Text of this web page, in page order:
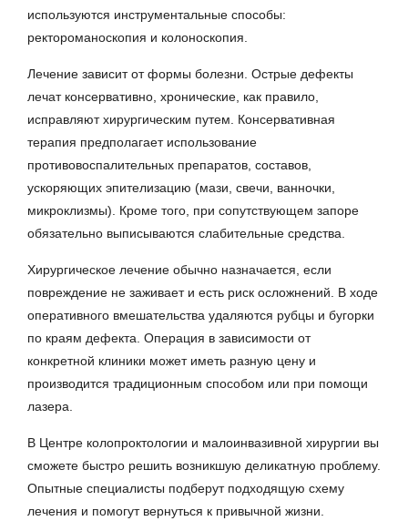
используются инструментальные способы:
ректороманоскопия и колоноскопия.
Лечение зависит от формы болезни. Острые дефекты
лечат консервативно, хронические, как правило,
исправляют хирургическим путем. Консервативная
терапия предполагает использование
противовоспалительных препаратов, составов,
ускоряющих эпителизацию (мази, свечи, ванночки,
микроклизмы). Кроме того, при сопутствующем запоре
обязательно выписываются слабительные средства.
Хирургическое лечение обычно назначается, если
повреждение не заживает и есть риск осложнений. В ходе
оперативного вмешательства удаляются рубцы и бугорки
по краям дефекта. Операция в зависимости от
конкретной клиники может иметь разную цену и
производится традиционным способом или при помощи
лазера.
В Центре колопроктологии и малоинвазивной хирургии вы
сможете быстро решить возникшую деликатную проблему.
Опытные специалисты подберут подходящую схему
лечения и помогут вернуться к привычной жизни.